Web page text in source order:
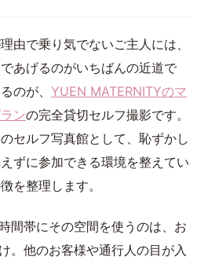
由で乗り気でないご主人には、
あげるのがいちばんの近道で
のが、 YUEN MATERNITYのマ
ンの完全貸切セルフ撮影です。
セルフ写真館として、恥ずかし
ずに参加できる環境を整えてい
を整理します。
間帯にその空間を使うのは、お
。他のお客様や通行人の目が入